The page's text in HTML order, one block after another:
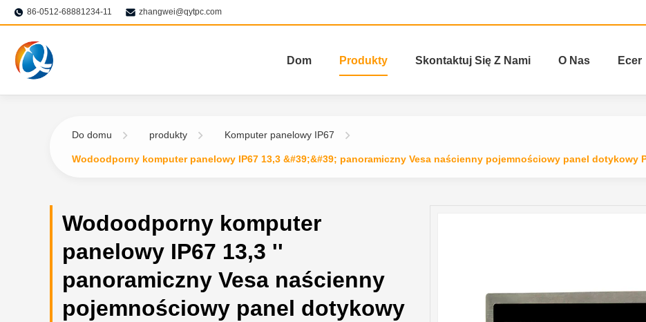
86-0512-68881234-11 zhangwei@qytpc.com
Dom Produkty Skontaktuj Się Z Nami O Nas Ecer
Do domu produkty Komputer panelowy IP67
Wodoodporny komputer panelowy IP67 13,3 &#39;&#39; panoramiczny Vesa naścienny pojemnościowy panel dotykowy
Wodoodporny komputer
panelowy IP67 13,3 ''
panoramiczny Vesa naścienny
pojemnościowy panel dotykowy